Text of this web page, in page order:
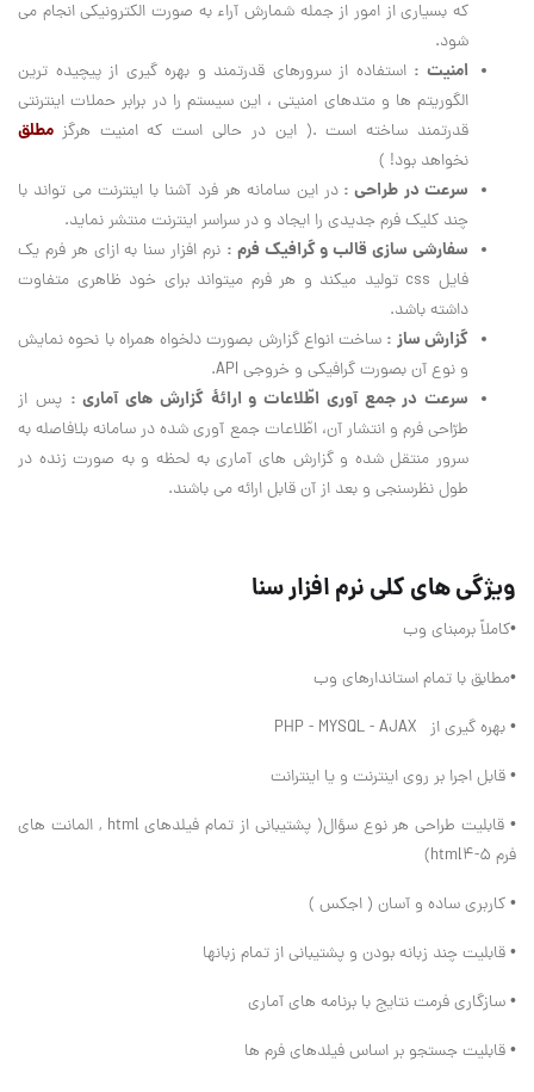
که بسیاری از امور از جمله شمارش آراء به صورت الکترونیکی انجام می
شود.
امنیت : استفاده از سرورهای قدرتمند و بهره گیری از پیچیده ترین
الگوریتم ها و متدهای امنیتی ، این سیستم را در برابر حملات اینترنتی
قدرتمند ساخته است .( این در حالی است که امنیت هرگز مطلق
نخواهد بود! )
سرعت در طراحی :در این سامانه هر فرد آشنا با اینترنت می تواند با
چند کلیک فرم جدیدی را ایجاد و در سراسر اینترنت منتشر نماید.
سفارشی سازی قالب و گرافیک فرم : نرم افزار سنا به ازای هر فرم یک
فایل css تولید میکند و هر فرم میتواند برای خود ظاهری متفاوت
داشته باشد.
گزارش ساز : ساخت انواع گزارش بصورت دلخواه همراه با نحوه نمایش
و نوع آن بصورت گرافیکی و خروجی API.
سرعت در جمع آوری اطّلاعات و ارائۀ گزارش های آماری : پس از
طرّاحی فرم و انتشار آن، اطّلاعات جمع آوری شده در سامانه بلافاصله به
سرور منتقل شده و گزارش های آماری به لحظه و به صورت زنده در
طول نظرسنجی و بعد از آن قابل ارائه می باشند.
ویژگی های کلی نرم افزار سنا
•کاملاً برمبنای وب
•مطابق با تمام استاندارهای وب
• بهره گیری از PHP - MYSQL - AJAX
• قابل اجرا بر روی اینترنت و یا اینترانت
• قابلیت طراحی هر نوع سؤال( پشتیبانی از تمام فیلدهای html , المانت های
فرم html4-5)
• کاربری ساده و آسان ( اجکس )
• قابلیت چند زبانه بودن و پشتیبانی از تمام زبانها
• سازگاری فرمت نتایج با برنامه های آماری
• قابليت جستجو بر اساس فیلدهای فرم ها